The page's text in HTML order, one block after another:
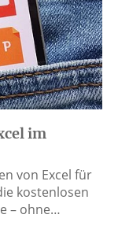
im
von Excel für
kostenlosen
– ohne…